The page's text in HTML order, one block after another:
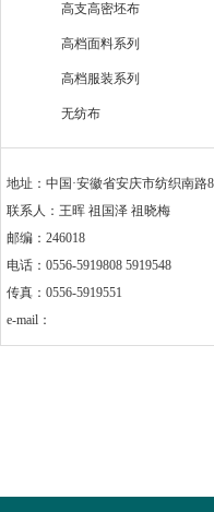
高支高密坯布
高档面料系列
高档服装系列
无纺布
地址：中国·安徽省安庆市纺织南路
联系人：王晖 祖国泽 祖晓梅
邮编：246018
电话：0556-5919808 5919548
传真：0556-5919551
e-mail：